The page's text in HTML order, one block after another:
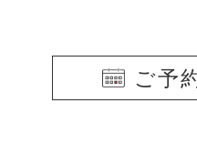
ご予